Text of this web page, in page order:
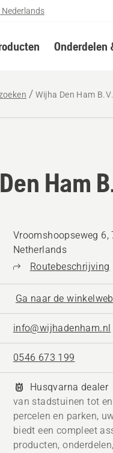
Nederlands
Onderdelen
Wijha Den Ham B.V.
Ham
Vroomshoopseweg 6,
Netherlands
Routebeschrijving
Ga naar de
info@wijhadenham.nl
0546 673 199
Husqvarna dealer
van stadstuinen tot
percelen en parken,
biedt een compleet
producten,